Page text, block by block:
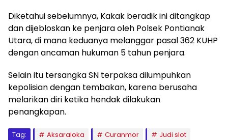
Diketahui sebelumnya, Kakak beradik ini ditangkap
dan dijebloskan ke penjara oleh Polsek Pontianak
Utara, di mana keduanya melanggar pasal 362 KUHP
dengan ancaman hukuman 5 tahun penjara.
Selain itu tersangka SN terpaksa dilumpuhkan
kepolisian dengan tembakan, karena berusaha
melarikan diri ketika hendak dilakukan
penangkapan.
Tag: Aksaraloka Curanmor
Judi slot